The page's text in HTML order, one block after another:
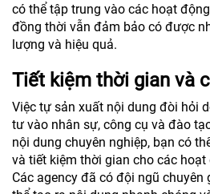
có thể tập trung vào các hoạt
đồng thời vẫn đảm bảo có được
lượng và hiệu quả.
Tiết kiệm thời gian và
Việc tự sản xuất nội dung đòi hỏi
tư vào nhân sự, công cụ và đào
nội dung chuyên nghiệp, bạn có
và tiết kiệm thời gian cho các
Các agency đã có đội ngũ chuyên